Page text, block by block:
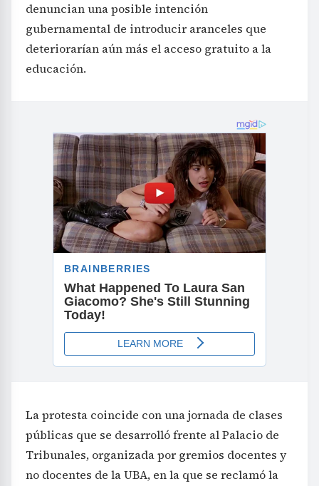
denuncian una posible intención
gubernamental de introducir aranceles que
deteriorarían aún más el acceso gratuito a la
educación.
La protesta coincide con una jornada de clases
públicas que se desarrolló frente al Palacio de
Tribunales, organizada por gremios docentes y
no docentes de la UBA, en la que se reclamó la